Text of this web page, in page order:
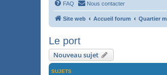
FAQ Nous contacter
Site web Accueil forum Quartier
Le port
Nouveau sujet
SUJETS